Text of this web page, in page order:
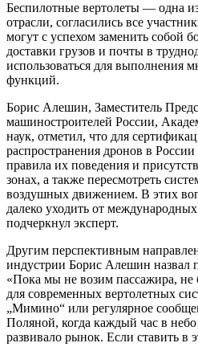
Беспилотные вертолеты — одна
отрасли, согласились все
могут с успехом заменить собой
доставки грузов и почты в
использоваться для выполнения
функций.
Борис Алешин, Заместитель
машиностроителей России,
наук, отметил, что для
распространения дронов в России
правила их поведения и
зонах, а также пересмотреть
воздушных движением. В этих
далеко уходить от
подчеркнул эксперт.
Другим перспективным
индустрии Борис Алешин назвал
«Пока мы не возим пассажира, не
для современных вертолетных
„Мимино“ или регулярное
Поляной, когда каждый час в
развивало рынок. Если ставить в